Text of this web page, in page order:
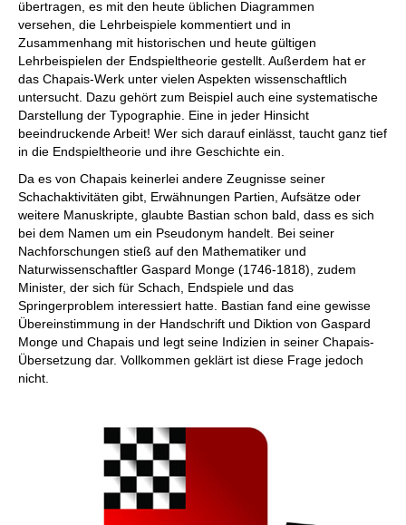
übertragen, es mit den heute üblichen Diagrammen
versehen, die Lehrbeispiele kommentiert und in
Zusammenhang mit historischen und heute gültigen
Lehrbeispielen der Endspieltheorie gestellt. Außerdem hat er
das Chapais-Werk unter vielen Aspekten wissenschaftlich
untersucht. Dazu gehört zum Beispiel auch eine systematische
Darstellung der Typographie. Eine in jeder Hinsicht
beeindruckende Arbeit! Wer sich darauf einlässt, taucht ganz tief
in die Endspieltheorie und ihre Geschichte ein.
Da es von Chapais keinerlei andere Zeugnisse seiner
Schachaktivitäten gibt, Erwähnungen Partien, Aufsätze oder
weitere Manuskripte, glaubte Bastian schon bald, dass es sich
bei dem Namen um ein Pseudonym handelt. Bei seiner
Nachforschungen stieß auf den Mathematiker und
Naturwissenschaftler Gaspard Monge (1746-1818), zudem
Minister, der sich für Schach, Endspiele und das
Springerproblem interessiert hatte. Bastian fand eine gewisse
Übereinstimmung in der Handschrift und Diktion von Gaspard
Monge und Chapais und legt seine Indizien in seiner Chapais-
Übersetzung dar. Vollkommen geklärt ist diese Frage jedoch
nicht.